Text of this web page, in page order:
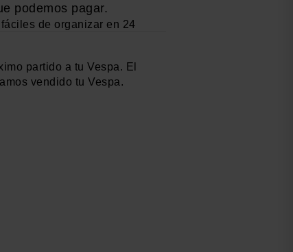
podemos pagar.
de organizar en 24
partido a tu Vespa. El
vendido tu Vespa.